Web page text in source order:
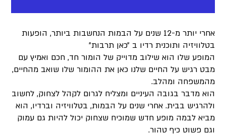
אחרי יותר מ-12 שנים על הבמות הנחשבות ביותר, הופעות
בטלוויזיה ותוכנית רדיו ב ״כאן תרבות״
המופע שלו הוא שילוב מדוייק של הומור חד, חכם ואמיץ עם
מבט רגיש על החיים שלנו כאן את ההומור שלו שואב מהחיים,
מהמשפחה ומהלב.
הוא מדבר בגובה העיניים ומצליח לגרום לקהל לצחוק, לחשוב
ולהרגיש בבית. אחרי שנים על הבמות, בטלוויזיה וברדיו, הוא
מביא לבמה מופע חדש שמוכיח שצחוק יכול להיות גם עמוק
וגם פשוט כיף טהור.